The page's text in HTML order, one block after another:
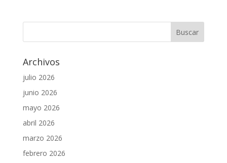
Archivos
julio 2026
junio 2026
mayo 2026
abril 2026
marzo 2026
febrero 2026